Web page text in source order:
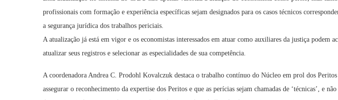
profissionais com formação e experiência específicas sejam designados para os casos técnicos
a segurança jurídica dos trabalhos periciais.
A atualização já está em vigor e os economistas interessados em atuar como auxiliares da justiça podem
atualizar seus registros e selecionar as especialidades de sua competência.
A coordenadora Andrea C. Prodohl Kovalczuk destaca o trabalho contínuo do Núcleo em prol dos
assegurar o reconhecimento da expertise dos Peritos e que as perícias sejam chamadas de ‘técnicas’, e